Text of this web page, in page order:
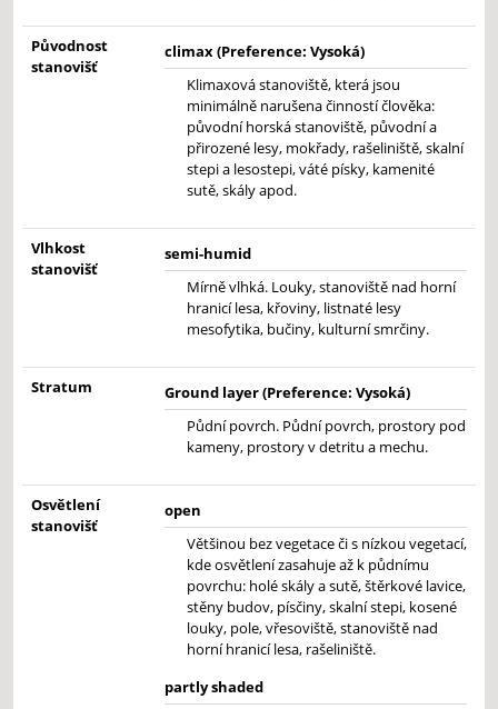
Původnost
stanovišť
climax (Preference: Vysoká)
Klimaxová stanoviště, která jsou
minimálně narušena činností člověka:
původní horská stanoviště, původní a
přirozené lesy, mokřady, rašeliniště, skalní
stepi a lesostepi, váté písky, kamenité
sutě, skály apod.
Vlhkost
stanovišť
semi-humid
Mírně vlhká. Louky, stanoviště nad horní
hranicí lesa, křoviny, listnaté lesy
mesofytika, bučiny, kulturní smrčiny.
Stratum
Ground layer (Preference: Vysoká)
Půdní povrch. Půdní povrch, prostory pod
kameny, prostory v detritu a mechu.
Osvětlení
stanovišť
open
Většinou bez vegetace či s nízkou vegetací,
kde osvětlení zasahuje až k půdnímu
povrchu: holé skály a sutě, štěrkové lavice,
stěny budov, písčiny, skalní stepi, kosené
louky, pole, vřesoviště, stanoviště nad
horní hranicí lesa, rašeliniště.
partly shaded